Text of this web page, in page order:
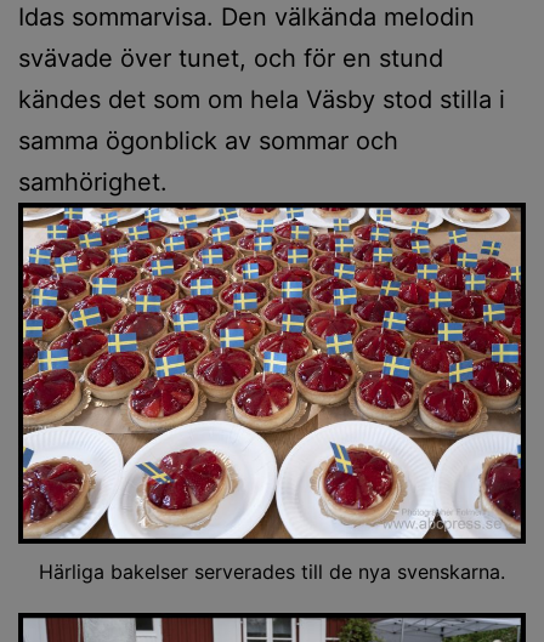
Idas sommarvisa. Den välkända melodin
svävade över tunet, och för en stund
kändes det som om hela Väsby stod stilla i
samma ögonblick av sommar och
samhörighet.
Härliga bakelser serverades till de nya svenskarna.